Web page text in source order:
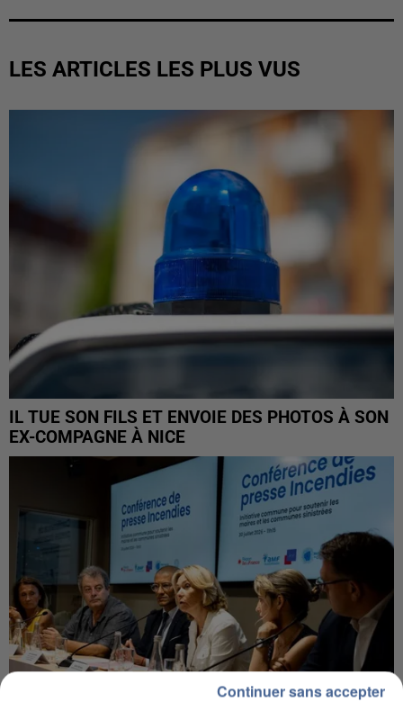
LES ARTICLES LES PLUS VUS
IL TUE SON FILS ET ENVOIE DES PHOTOS À SON
EX-COMPAGNE À NICE
Continuer sans accepter